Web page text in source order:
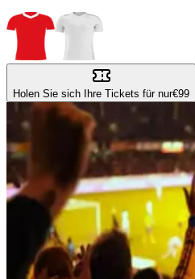
Holen Sie sich Ihre Tickets für nur€99